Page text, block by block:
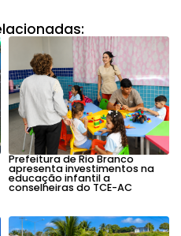
Prefeitura de Rio Branco
apresenta investimentos na
educação infantil a
conselheiras do TCE-AC